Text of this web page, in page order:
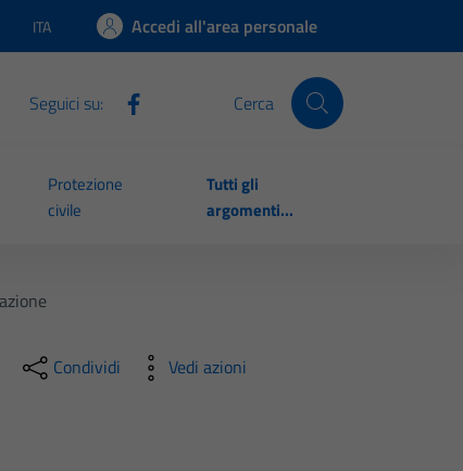
Lingua attiva:
ITA Accedi all'area personale
Seguici su: Cerca
Protezione
civile
Tutti gli
argomenti...
Condividi Vedi azioni